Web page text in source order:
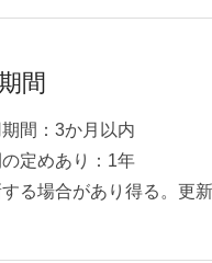
間
期間：3か月以内
の定めあり：1年
る場合があり得る。更